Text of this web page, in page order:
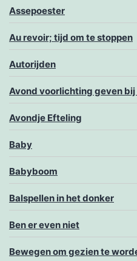
Assepoester
Au revoir; tijd om te stoppen
Autorijden
Avond voorlichting geven bij
Avondje Efteling
Baby
Babyboom
Balspellen in het donker
Ben er even niet
Bewegen om gezien te